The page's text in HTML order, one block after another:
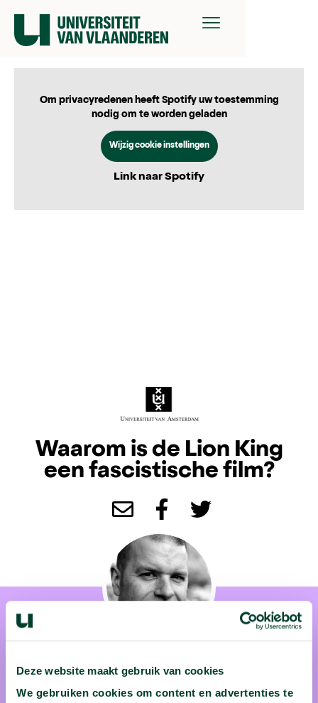
Deze website maakt gebruik van cookies
We gebruiken cookies om content en advertenties te
Om privacyredenen heeft Spotify uw toestemming
nodig om te worden geladen
Wijzig cookie instellingen
Link naar Spotify
Waarom is de Lion King
een fascistische film?
dr. Dan Hassler-Forest